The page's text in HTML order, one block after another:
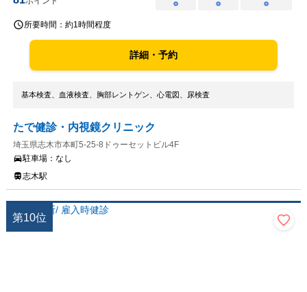
○
○ ○
所要時間： 約1時間程度
詳細・予約
基本検査、血液検査、胸部レントゲン、心電図、尿検査
たで健診・内視鏡クリニック
埼玉県志木市本町5-25-8ドゥーセットビル4F
駐車場： なし
志木駅
第10位